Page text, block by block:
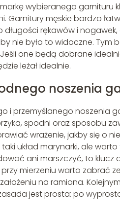
wybieranego garnituru
Garnitury męskie bardzo
długości rękawów i
nie było to widoczne. Tym
one będą dobrane
leżał idealnie.
noszenia
i przemyślanego noszenia
spodni oraz sposobu
wrażenie, jakby się o
układ marynarki, ale
ani marszczyć, to
mierzeniu warto zabrać
na ramiona.
jest prosta: po